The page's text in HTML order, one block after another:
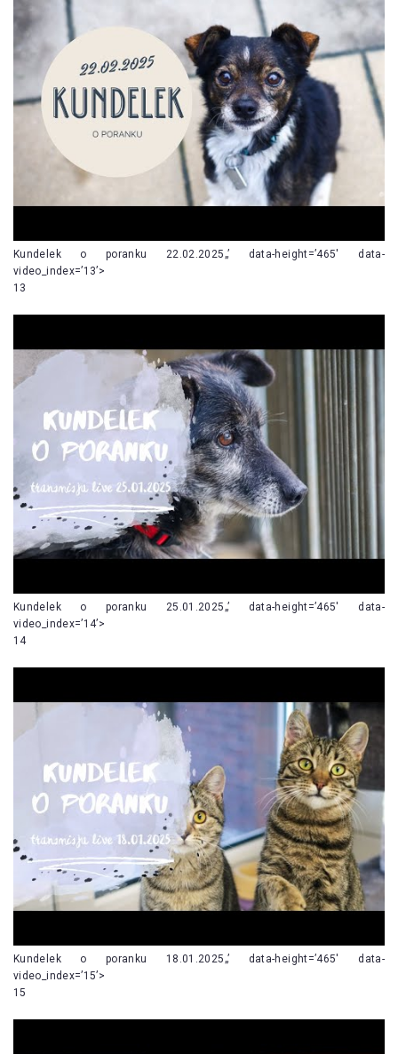
Kundelek o poranku 22.02.2025„’ data-height=’465′ data-
video_index=’13’>
13
Kundelek o poranku 25.01.2025„’ data-height=’465′ data-
video_index=’14’>
14
Kundelek o poranku 18.01.2025„’ data-height=’465′ data-
video_index=’15’>
15